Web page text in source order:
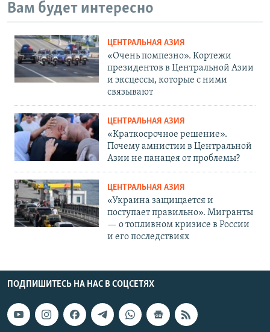
Вам будет интересно
ЦЕНТРАЛЬНАЯ АЗИЯ
«Очень помпезно». Кортежи
президентов в Центральной Азии
и эксцессы, которые с ними
связывают
ЦЕНТРАЛЬНАЯ АЗИЯ
«Краткосрочное решение».
Почему амнистии в Центральной
Азии не панацея от проблемы?
ЦЕНТРАЛЬНАЯ АЗИЯ
«Украина защищается и
поступает правильно». Мигранты
— о топливном кризисе в России
и его последствиях
ПОДПИШИТЕСЬ НА НАС В СОЦСЕТЯХ